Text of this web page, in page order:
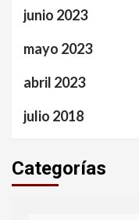
junio 2023
mayo 2023
abril 2023
julio 2018
Categorías